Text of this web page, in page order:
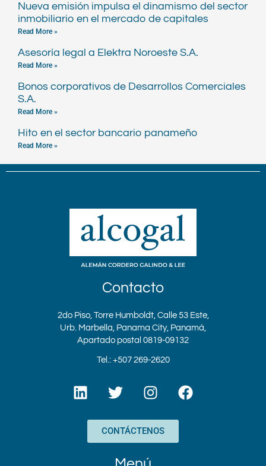
Nueva emisión impulsa el dinamismo del sector
inmobiliario en el mercado de capitales
Read More »
Asesoría legal a Elektra Noroeste S.A.
Read More »
Bonos corporativos de Desarrollos Comerciales
S.A.
Read More »
Hito en el sector bancario panameño
Read More »
Contacto
2do Piso, Torre Humboldt, Calle 53 Este,
Urb. Marbella, Panama City, Panamá,
Apartado postal 0819-09132
Tel.: +507 269-2620
L
i
e
T
w
t
t
e
I
n
t
a
g
F
a
CONTÁCTENOS